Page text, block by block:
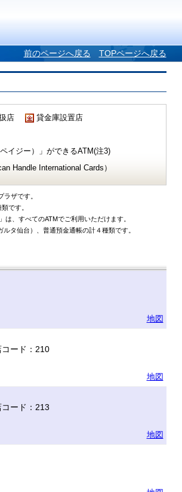
前のページへ戻る TOPページへ戻る
店
貸金庫設置店
イジー）」ができるATM(注3)
Handle International Cards）
ザです。
です。
、すべてのATMでご利用いただけます。
タ仙台）、普通預金通帳の計４種類です。
地図
ード：210
地図
ード：213
地図